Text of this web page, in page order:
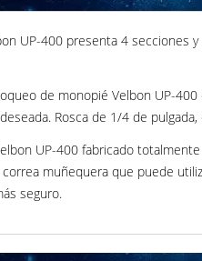
UP-400 presenta 4 secciones
de monopié Velbon UP-
Rosca de 1/4 de
UP-400 fabricado
muñequera que puede
seguro.